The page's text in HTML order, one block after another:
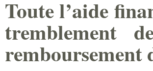
Toute l’aide
tremblement
remboursement